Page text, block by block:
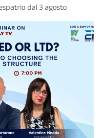
dal 3 agosto